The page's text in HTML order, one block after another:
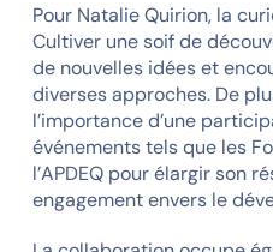
Pour Natalie Quirion, la
Cultiver une soif de
de nouvelles idées et
diverses approches. De
l’importance d’une
événements tels que les
l’APDEQ pour élargir son
engagement envers le